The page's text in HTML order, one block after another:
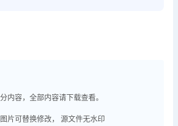
内容，全部内容请下载查看。
片可替换修改， 源文件无水印